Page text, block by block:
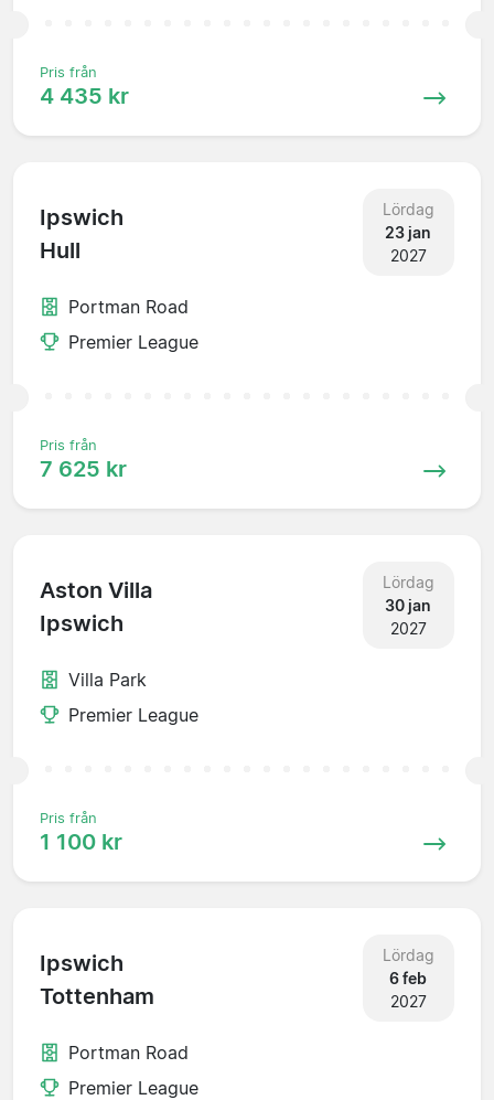
Pris från
4 435 kr
Ipswich
Hull
Lördag
23 jan
2027
Portman Road
Premier League
Pris från
7 625 kr
Aston Villa
Ipswich
Lördag
30 jan
2027
Villa Park
Premier League
Pris från
1 100 kr
Ipswich
Tottenham
Lördag
6 feb
2027
Portman Road
Premier League